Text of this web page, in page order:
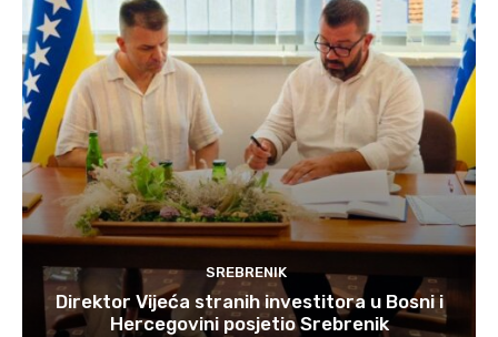
SREBRENIK
Direktor Vijeća stranih investitora u Bosni i
Hercegovini posjetio Srebrenik